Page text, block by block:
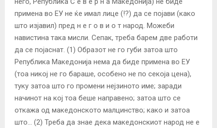
примена во ЕУ не ќе имал лице (!?) да се појави (како
што изјавил) пред н е г о в и о т народ. Можеби
навистина така мисли. Сепак, треба барем две работи
да се појаснат. (1) Образот не го губи затоа што
Република Македонија нема да биде примена во ЕУ
(тоа никој не го бараше, особено не по секоја цена),
туку затоа што го промени нејзиното име; заради
начинот на кој тоа беше направено; затоа што се
откажа од македонското малцинство; како и затоа
што… (2) Треба да знае дека македонскиот народ не е